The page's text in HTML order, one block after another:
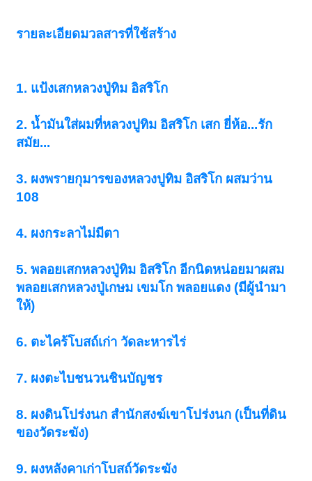
รายละเอียดมวลสารที่ใช้สร้าง
1. แป้งเสกหลวงปู่ทิม อิสริโก
2. น้ำมันใส่ผมที่หลวงปูทิม อิสริโก เสก ยี่ห้อ...รัก
สมัย...
3. ผงพรายกุมารของหลวงปูทิม อิสริโก ผสมว่าน
108
4. ผงกระลาไม่มีตา
5. พลอยเสกหลวงปู่ทิม อิสริโก อีกนิดหน่อยมาผสม
พลอยเสกหลวงปู่เกษม เขมโก พลอยแดง (มีผู้นำมา
ให้)
6. ตะไคร้โบสถ์เก่า วัดละหารไร่
7. ผงตะไบชนวนชินบัญชร
8. ผงดินโปร่งนก สำนักสงฆ์เขาโปร่งนก (เป็นที่ดิน
ของวัดระฆัง)
9. ผงหลังคาเก่าโบสถ์วัดระฆัง